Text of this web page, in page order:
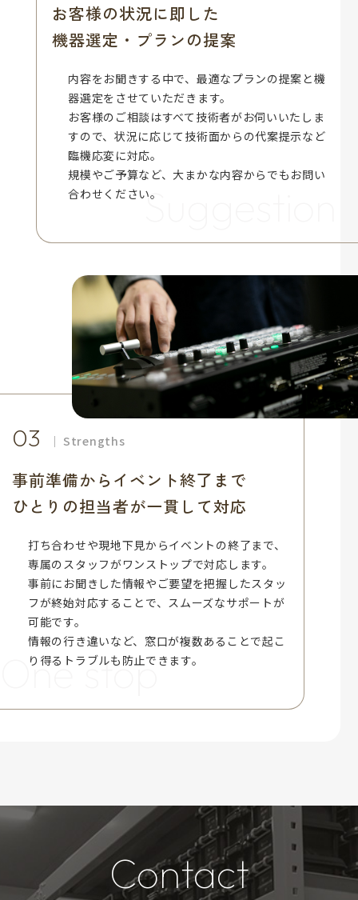
お客様の状況に即した
機器選定・プランの提案​​​​​​​
Suggestion
内容をお聞きする中で、最適なプランの提案と機
器選定をさせていただきます。
お客様のご相談はすべて技術者がお伺いいたしま
すので、状況に応じて技術面からの代案提示など
臨機応変に対応。
規模やご予算など、大まかな内容からでもお問い
合わせください。​​​​​​​
03 Strengths
事前準備からイベント終了まで
ひとりの担当者が一貫して対応​​​​​​​
打ち合わせや現地下見からイベントの終了まで、
専属のスタッフがワンストップで対応します。
事前にお聞きした情報やご要望を把握したスタッ
フが終始対応することで、スムーズなサポートが
可能です。
情報の行き違いなど、窓口が複数あることで起こ
り得るトラブルも防止できます。​​​​​​​
One stop
Contact